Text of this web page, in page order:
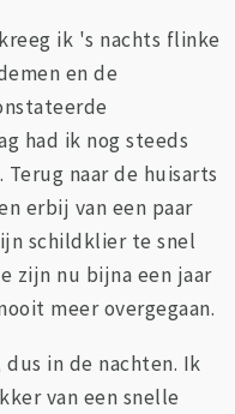
ik 's nachts flinke
en de
had ik nog steeds
naar de huisarts
erbij van een paar
schildklier te snel
zijn nu bijna een jaar
meer overgegaan.
in de nachten. Ik
van een snelle